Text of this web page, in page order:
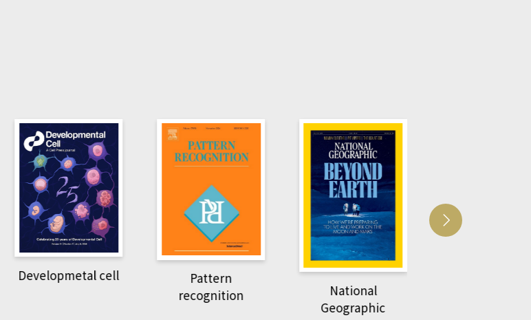
Pattern
National
Geographic
Harvard Business
Review